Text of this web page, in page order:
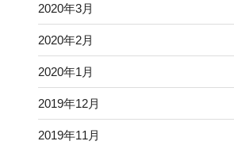
2020年3月
2020年2月
2020年1月
2019年12月
2019年11月